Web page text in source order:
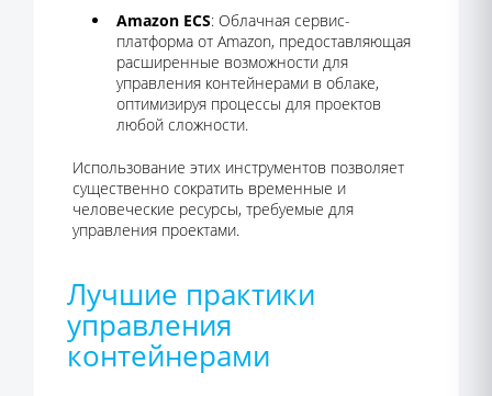
Amazon ECS: Облачная сервис-
платформа от Amazon, предоставляющая
расширенные возможности для
управления контейнерами в облаке,
оптимизируя процессы для проектов
любой сложности.
Использование этих инструментов позволяет
существенно сократить временные и
человеческие ресурсы, требуемые для
управления проектами.
Лучшие практики
управления
контейнерами